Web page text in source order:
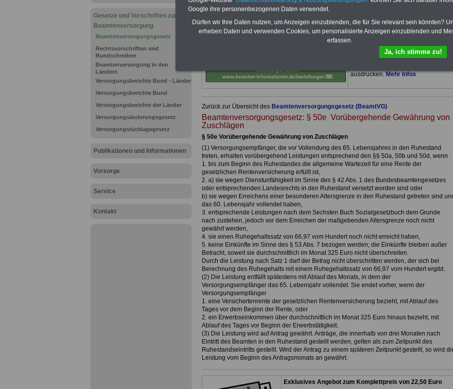
Gesetze und Vorschriften zur
Beamtenversorgung
Beamtenversorgungsgesetz
Rechtsvorschriften und
Rundschreiben
Beamtenversorgung in den
Ländern
Versorgungsberichte Bund - Länder
Versorgungsberichte Bund
Versorgungsberichte der Länder
Versorgungsänderungsgesetz
Versorgungsrücklagegesetz
Publikationen und Informationen
Vorsorge
Service
Kontakt
wichtigsten Fragen zum Öffentlichen
Dienst auf dem Laufenden, u.a. auch
zur Beamtenversorgung -Online.
Sie finden im Portal des PDF-
SERVICE zehn Bücher bzw. eBooks
ausdrucken.Mehr Infos
Zurück zur Übersicht des Beamtenversorgungsgesetz (BeamtVG)
Beamtenversorgungsgesetz: § 50e Vorübergehende Gewährung von
Zuschlägen
§ 50e Vorübergehende Gewährung von Zuschlägen
(1) Versorgungsempfänger, die vor Vollendung des 65. Lebensjahres in den Ruhestand
treten, erhalten vorübergehend Leistungen entsprechend den §§ 50a, 50b und 50d, wenn
1. bis zum Beginn des Ruhestandes die allgemeine Wartezeit für eine Rente der
gesetzlichen Rentenversicherung erfüllt ist,
2. a) sie wegen Dienstunfähigkeit im Sinne des § 42 Abs. 1 des Bundesbeamtengesetzes
oder entsprechenden Landesrechts in den Ruhestand versetzt worden sind oder
b) sie wegen Erreichens einer besonderen Altersgrenze in den Ruhestand getreten sind
das 60. Lebensjahr vollendet haben,
3. entsprechende Leistungen nach dem Sechsten Buch Sozialgesetzbuch dem Grunde
nach zustehen, jedoch vor dem Erreichen der maßgebenden Altersgrenze noch nicht
gewährt werden,
4. sie einen Ruhegehaltssatz von 66,97 vom Hundert noch nicht erreicht haben,
5. keine Einkünfte im Sinne des § 53 Abs. 7 bezogen werden; die Einkünfte bleiben außer
Betracht, soweit sie durchschnittlich im Monat 325 Euro nicht überschreiten.
Durch die Leistung nach Satz 1 darf der Betrag nicht überschritten werden, der sich bei
Berechnung des Ruhegehalts mit einem Ruhegehaltssatz von 66,97 vom Hundert ergibt.
(2) Die Leistung entfällt spätestens mit Ablauf des Monats, in dem der
Versorgungsempfänger das 65. Lebensjahr vollendet. Sie endet vorher, wenn der
Versorgungsempfänger
1. eine Versichertenrente der gesetzlichen Rentenversicherung bezieht, mit Ablauf des
Tages vor dem Beginn der Rente, oder
2. ein Erwerbseinkommen über durchschnittlich im Monat 325 Euro hinaus bezieht, mit
Ablauf des Tages vor Beginn der Erwerbstätigkeit.
(3) Die Leistung wird auf Antrag gewährt. Anträge, die innerhalb von drei Monaten nach
Eintritt des Beamten in den Ruhestand gestellt werden, gelten als zum Zeitpunkt des
Ruhestandseintritts gestellt. Wird der Antrag zu einem späteren Zeitpunkt gestellt, so wird
Leistung vom Beginn des Antragsmonats an gewährt.
Exklusives Angebot zum Komplettpreis von 22,50 Euro
Google ihre personenbezogenen Daten verwendet.
Dürfen wir Ihre Daten nutzen, um Anzeigen einzublenden, die für Sie relevant sein könnten?
erheben Daten und verwenden Cookies, um personalisierte Anzeigen einzublenden und
erfassen.
Ja, ich stimme zu!